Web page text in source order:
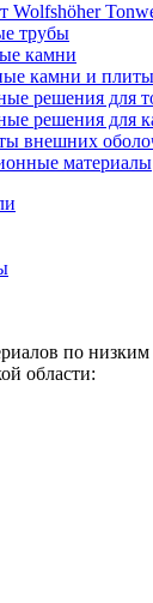
Wolfshöher
трубы
камни
камни и плиты
решения для
решения для
внешних
материалы
по
области: